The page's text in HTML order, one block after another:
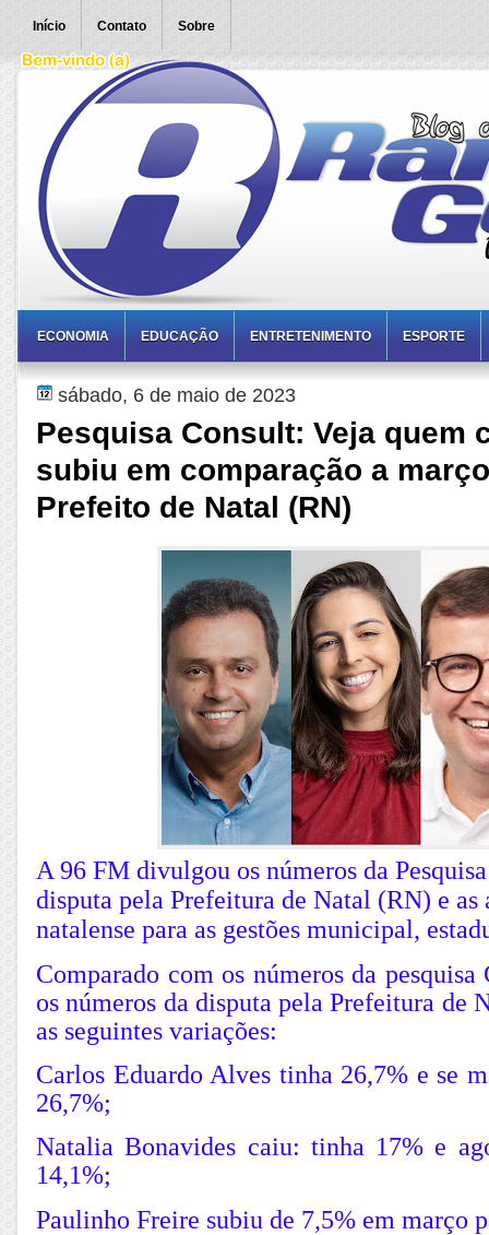
Início Contato Sobre
ECONOMIA EDUCAÇÃO ENTRETENIMENTO ESPORTE
sábado, 6 de maio de 2023
Pesquisa Consult: Veja quem
subiu em comparação a
Prefeito de Natal (RN)
A 96 FM divulgou os números da
disputa pela Prefeitura de Natal (RN) e as
natalense para as gestões municipal,
Comparado com os números da
os números da disputa pela Prefeitura de
as seguintes variações:
Carlos Eduardo Alves tinha 26,7% e se
26,7%;
Natalia Bonavides caiu: tinha 17% e
14,1%;
Paulinho Freire subiu de 7,5% em março